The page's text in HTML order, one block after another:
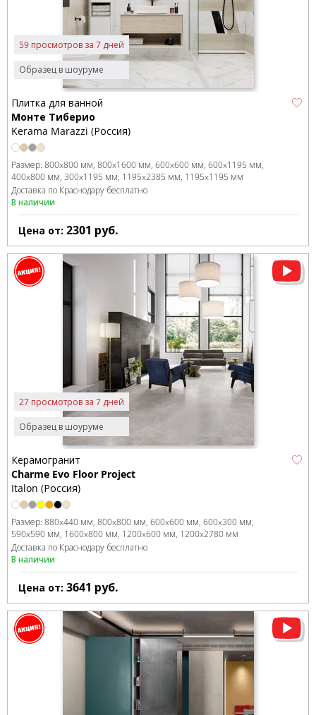
Образец в шоуруме
59 просмотров за 7 дней
Плитка для ванной
Монте Тиберио
Kerama Marazzi (Россия)
Размер: 800x800 мм 800x1600 мм 600x600 мм 600x1195 мм
400x800 мм 300x1195 мм 1195x2385 мм 1195x1195 мм
Доставка по Краснодару бесплатно
В наличии
Цена от: 2301 руб.
Образец в шоуруме
27 просмотров за 7 дней
Керамогранит
Charme Evo Floor Project
Italon (Россия)
Размер: 880x440 мм 800x800 мм 600x600 мм 600x300 мм
590x590 мм 1600x800 мм 1200x600 мм 1200x2780 мм
Доставка по Краснодару бесплатно
В наличии
Цена от: 3641 руб.